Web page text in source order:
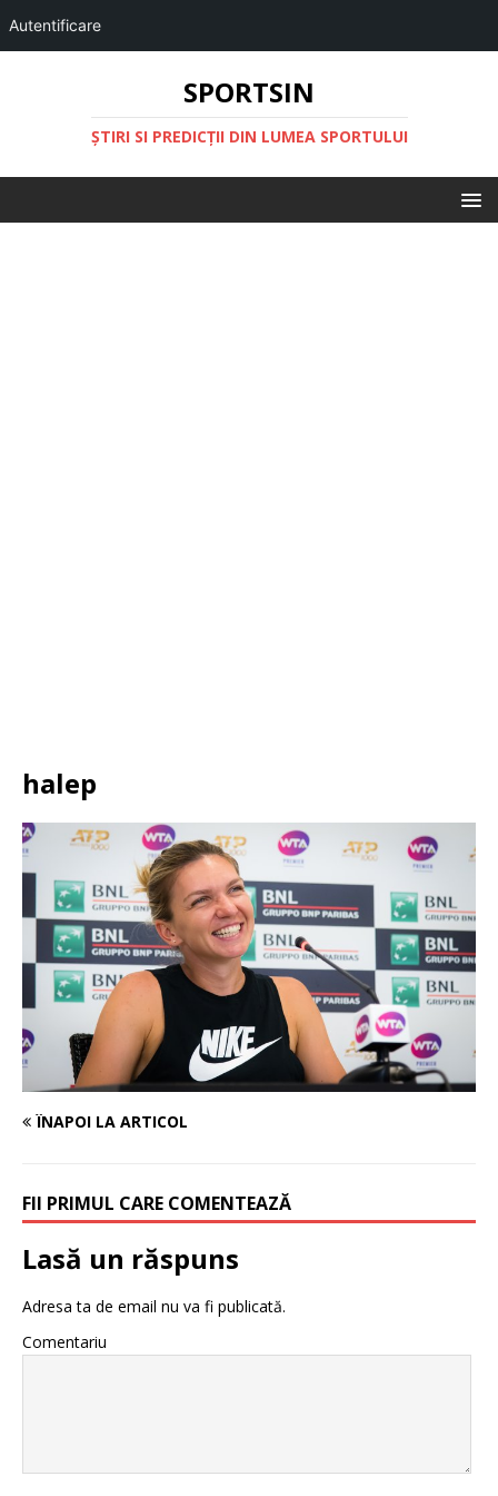
Autentificare
SPORTSIN
ŞTIRI SI PREDICŢII DIN LUMEA SPORTULUI
halep
ÎNAPOI LA ARTICOL
FII PRIMUL CARE COMENTEAZĂ
Lasă un răspuns
Adresa ta de email nu va fi publicată.
Comentariu